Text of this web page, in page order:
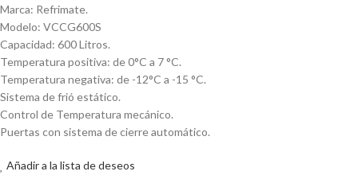
Marca: Refrimate.
Modelo: VCCG600S
Capacidad: 600 Litros.
Temperatura positiva: de 0°C a 7 °C.
Temperatura negativa: de -12°C a -15 °C.
Sistema de frió estático.
Control de Temperatura mecánico.
Puertas con sistema de cierre automático.
Añadir a la lista de deseos